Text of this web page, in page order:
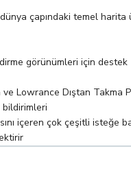
çapındaki temel
görünümleri için destek
Lowrance Dıştan Takma
bildirimleri
içeren çok çeşitli isteğe